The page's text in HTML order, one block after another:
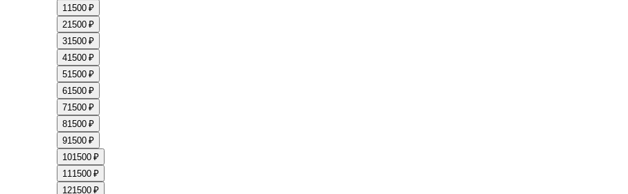
11500 ₽
21500 ₽
31500 ₽
41500 ₽
51500 ₽
61500 ₽
71500 ₽
81500 ₽
91500 ₽
101500 ₽
111500 ₽
121500 ₽